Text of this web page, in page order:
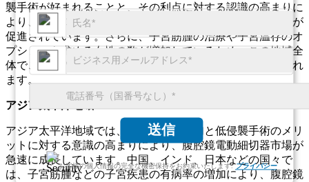
送信
お客様の個人情報の完全な機密保持をお約束いたします.プライバシー
襲手術が好まれることと、その利点に対する認識の高まりに
より、ヨーロッパの病院や診療所では腹腔鏡細切器の採用が
促進されています。さらに、子宮筋腫の治療や子宮温存のオ
プションを求める女性の数が増加しているため、この地域全
体でこれらのデバイスの市場が引き続き拡大すると予想され
ます。
アジア太平洋地域
アジア太平洋地域では、医療投資の増加と低侵襲手術のメリ
ットに対する意識の高まりにより、腹腔鏡電動細切器市場が
急速に成長しています。中国、インド、日本などの国々で
は、子宮筋腫などの子宮疾患の有病率の増加により、腹腔鏡